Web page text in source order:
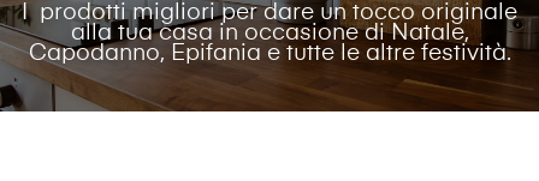
I prodotti migliori per dare un tocco originale
alla tua casa in occasione di Natale,
Capodanno, Epifania e tutte le altre festività.